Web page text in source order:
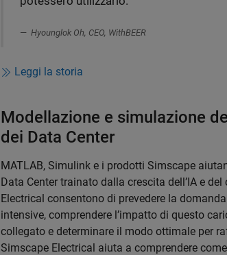
Hyounglok Oh, CEO, WithBEER
Leggi la storia
Modellazione e simulazione
dei Data Center
MATLAB, Simulink e i prodotti Simscape
Data Center trainato dalla crescita dell’IA e
Electrical consentono di prevedere la
intensive, comprendere l’impatto di questo
collegato e determinare il modo ottimale per
Simscape Electrical aiuta a comprendere